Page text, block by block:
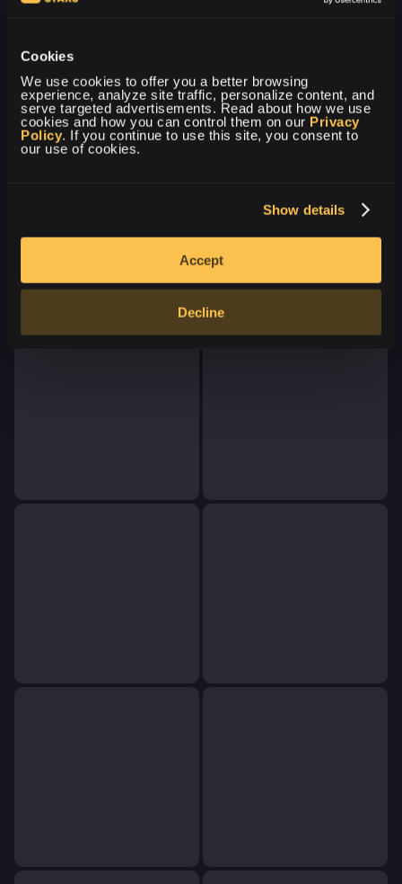
Cookies
We use cookies to offer you a better browsing
experience, analyze site traffic, personalize content, and
serve targeted advertisements. Read about how we use
cookies and how you can control them on our Privacy
Policy. If you continue to use this site, you consent to
our use of cookies.
Show details
Accept
Decline
La récompense hebdomadaire est un bonus de
déposés qui ont été utilisés dans les jeux mais non
récupérés...
GRATUITES TOUS LES JOURS
Chaque nouveau niveau débloque une nouvelle case
gratuite pour toi